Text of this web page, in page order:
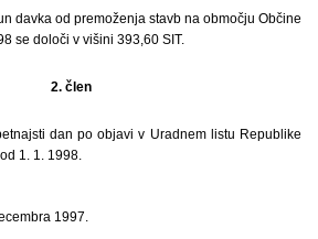
davka od premoženja stavb na območju Občine
se določi v višini 393,60 SIT.
2. člen
dan po objavi v Uradnem listu Republike
1. 1. 1998.
1997.